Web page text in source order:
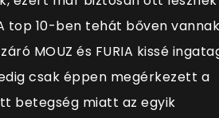
top 10-ben tehát bőven vannak
MOUZ és FURIA kissé
csak éppen megérkezett a
betegség miatt az egyik